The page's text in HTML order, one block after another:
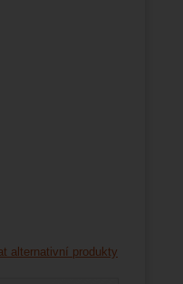
alternativní produkty